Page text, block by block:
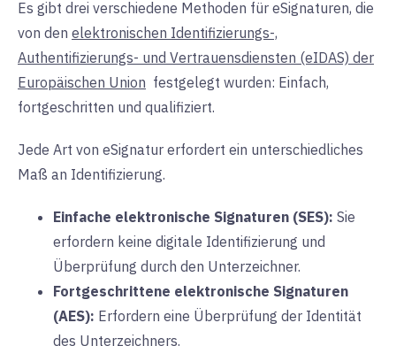
Es gibt drei verschiedene Methoden für eSignaturen, die
von den elektronischen Identifizierungs-,
Authentifizierungs- und Vertrauensdiensten (eIDAS) der
Europäischen Union festgelegt wurden: Einfach,
fortgeschritten und qualifiziert.
Jede Art von eSignatur erfordert ein unterschiedliches
Maß an Identifizierung.
Einfache elektronische Signaturen (SES): Sie
erfordern keine digitale Identifizierung und
Überprüfung durch den Unterzeichner.
Fortgeschrittene elektronische Signaturen
(AES): Erfordern eine Überprüfung der Identität
des Unterzeichners.